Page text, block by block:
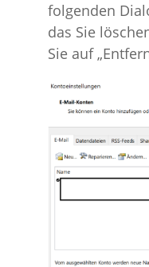
folgenden
das Sie
Sie auf